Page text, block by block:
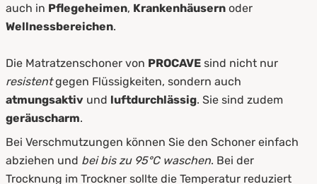
auch in Pflegeheimen, Krankenhäusern oder
Wellnessbereichen.
Die Matratzenschoner von PROCAVE sind nicht nur
resistentgegen Flüssigkeiten, sondern auch
atmungsaktiv und luftdurchlässig. Sie sind zudem
geräuscharm.
Bei Verschmutzungen können Sie den Schoner einfach
abziehen und bei bis zu 95°C waschen. Bei der
Trocknung im Trockner sollte die Temperatur reduziert